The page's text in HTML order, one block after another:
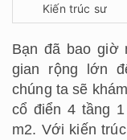
Kiến trúc sư
Bạn đã bao giờ
gian rộng lớn
chúng ta sẽ
cổ điển 4 tầng
m2. Với kiến